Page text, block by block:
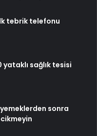
tebrik telefonu
yataklı sağlık tesisi
sonra